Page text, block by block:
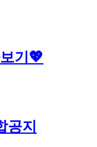
기💖
공지